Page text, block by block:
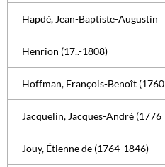
Hapdé, Jean-Baptiste-Augustin
Henrion (17..-1808)
Hoffman, François-Benoît (1760
Jacquelin, Jacques-André (1776
Jouy, Étienne de (1764-1846)